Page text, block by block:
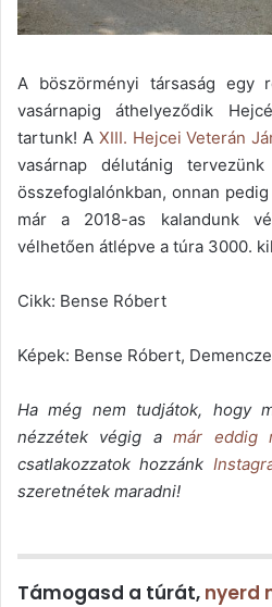
A böszörményi társaság egy
vasárnapig áthelyeződik
tartunk! A XIII. Hejcei Veterán
vasárnap délutánig
összefoglalónkban, onnan
már a 2018-as kalandunk
vélhetően átlépve a túra 3000.
Cikk: Bense Róbert
Képek: Bense Róbert,
Ha még nem tudjátok, hogy
nézzétek végig amár eddig
csatlakozzatok hozzánk
szeretnétek maradni!
Támogasd a túrát, nyerd